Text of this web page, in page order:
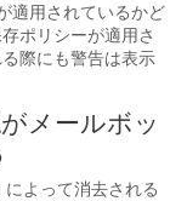
適用されているかど
ポリシーが適用さ
際にも警告は表示
メールボッ
よって消去される